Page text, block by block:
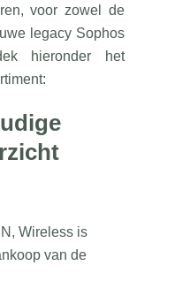
voor zowel de
legacy Sophos
hieronder het
Wireless is
van de